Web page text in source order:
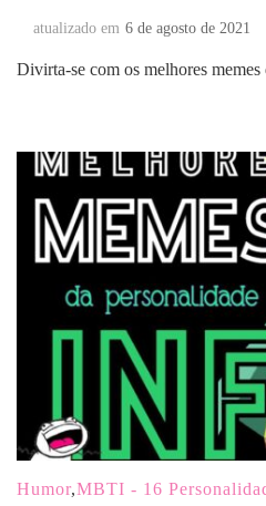
atualizado em 6 de agosto de 2021
Divirta-se com os melhores
Humor,MBTI - 16